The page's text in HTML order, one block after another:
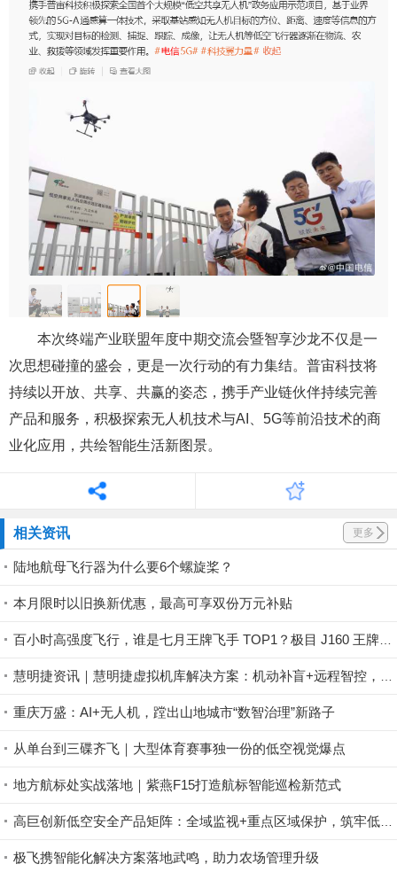
本次终端产业联盟年度中期交流会暨智享沙龙不仅是一
次思想碰撞的盛会，更是一次行动的有力集结。普宙科技将
持续以开放、共享、共赢的姿态，携手产业链伙伴持续完善
产品和服务，积极探索无人机技术与AI、5G等前沿技术的商
业化应用，共绘智能生活新图景。
相关资讯 更多
陆地航母飞行器为什么要6个螺旋桨？
本月限时以旧换新优惠，最高可享双份万元补贴
重庆万盛：AI+无人机，蹚出山地城市“数智治理”新路子
从单台到三碟齐飞｜大型体育赛事独一份的低空视觉爆点
地方航标处实战落地｜紫燕F15打造航标智能巡检新范式
极飞携智能化解决方案落地武鸣，助力农场管理升级